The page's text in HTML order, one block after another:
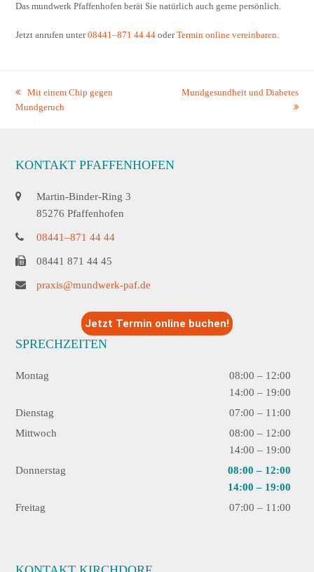
Das mundwerk Pfaffenhofen berät Sie natürlich auch gerne persönlich.
Jetzt anrufen unter08441–871 44 44 oderTermin online vereinbaren.
vorheriger
Beitrag:
Mit einem Chip gegen
Mundgeruch
Nächster
Mundgesundheit und Diabetes
KONTAKT PFAFFENHOFEN
Martin-Binder-Ring 3
85276 Pfaffenhofen
08441–871 44 44
08441 871 44 45
praxis@mundwerk-paf.de
Jetzt Termin online buchen!
SPRECHZEITEN
Montag
08:00 – 12:00
14:00 – 19:00
Dienstag
07:00 – 11:00
Mittwoch
08:00 – 12:00
14:00 – 19:00
Donnerstag
08:00 – 12:00
14:00 – 19:00
Freitag
07:00 – 11:00